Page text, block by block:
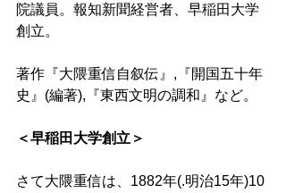
院議員。報知新聞経営者、早稲田大学
創立。
著作『大隈重信自叙伝』,『開国五十年
史』(編著),『東西文明の調和』など。
＜早稲田大学創立＞
さて大隈重信は、1882年(.明治15年)10